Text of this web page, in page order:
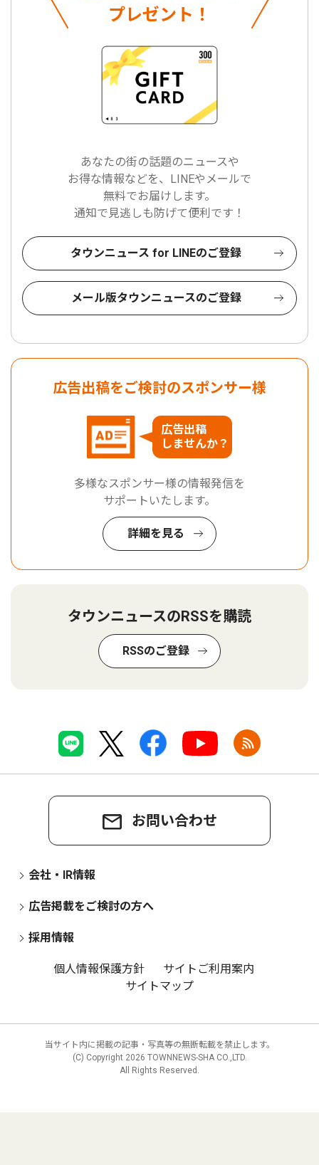
プレゼント！
あなたの街の話題のニュースや
お得な情報などを、LINEやメールで
無料でお届けします。
通知で見逃しも防げて便利です！
タウンニュース for LINEのご登録
メール版タウンニュースのご登録
広告出稿をご検討のスポンサー様
広告出稿
しませんか？
多様なスポンサー様の情報発信を
サポートいたします。
詳細を見る
タウンニュースのRSSを購読
RSSのご登録
お問い合わせ
会社・IR情報
広告掲載をご検討の方へ
採用情報
個人情報保護方針
サイトご利用案内
サイトマップ
当サイト内に掲載の記事・写真等の無断転載を禁止します。
(C) Copyright 2026 TOWNNEWS-SHA CO.,LTD.
All Rights Reserved.